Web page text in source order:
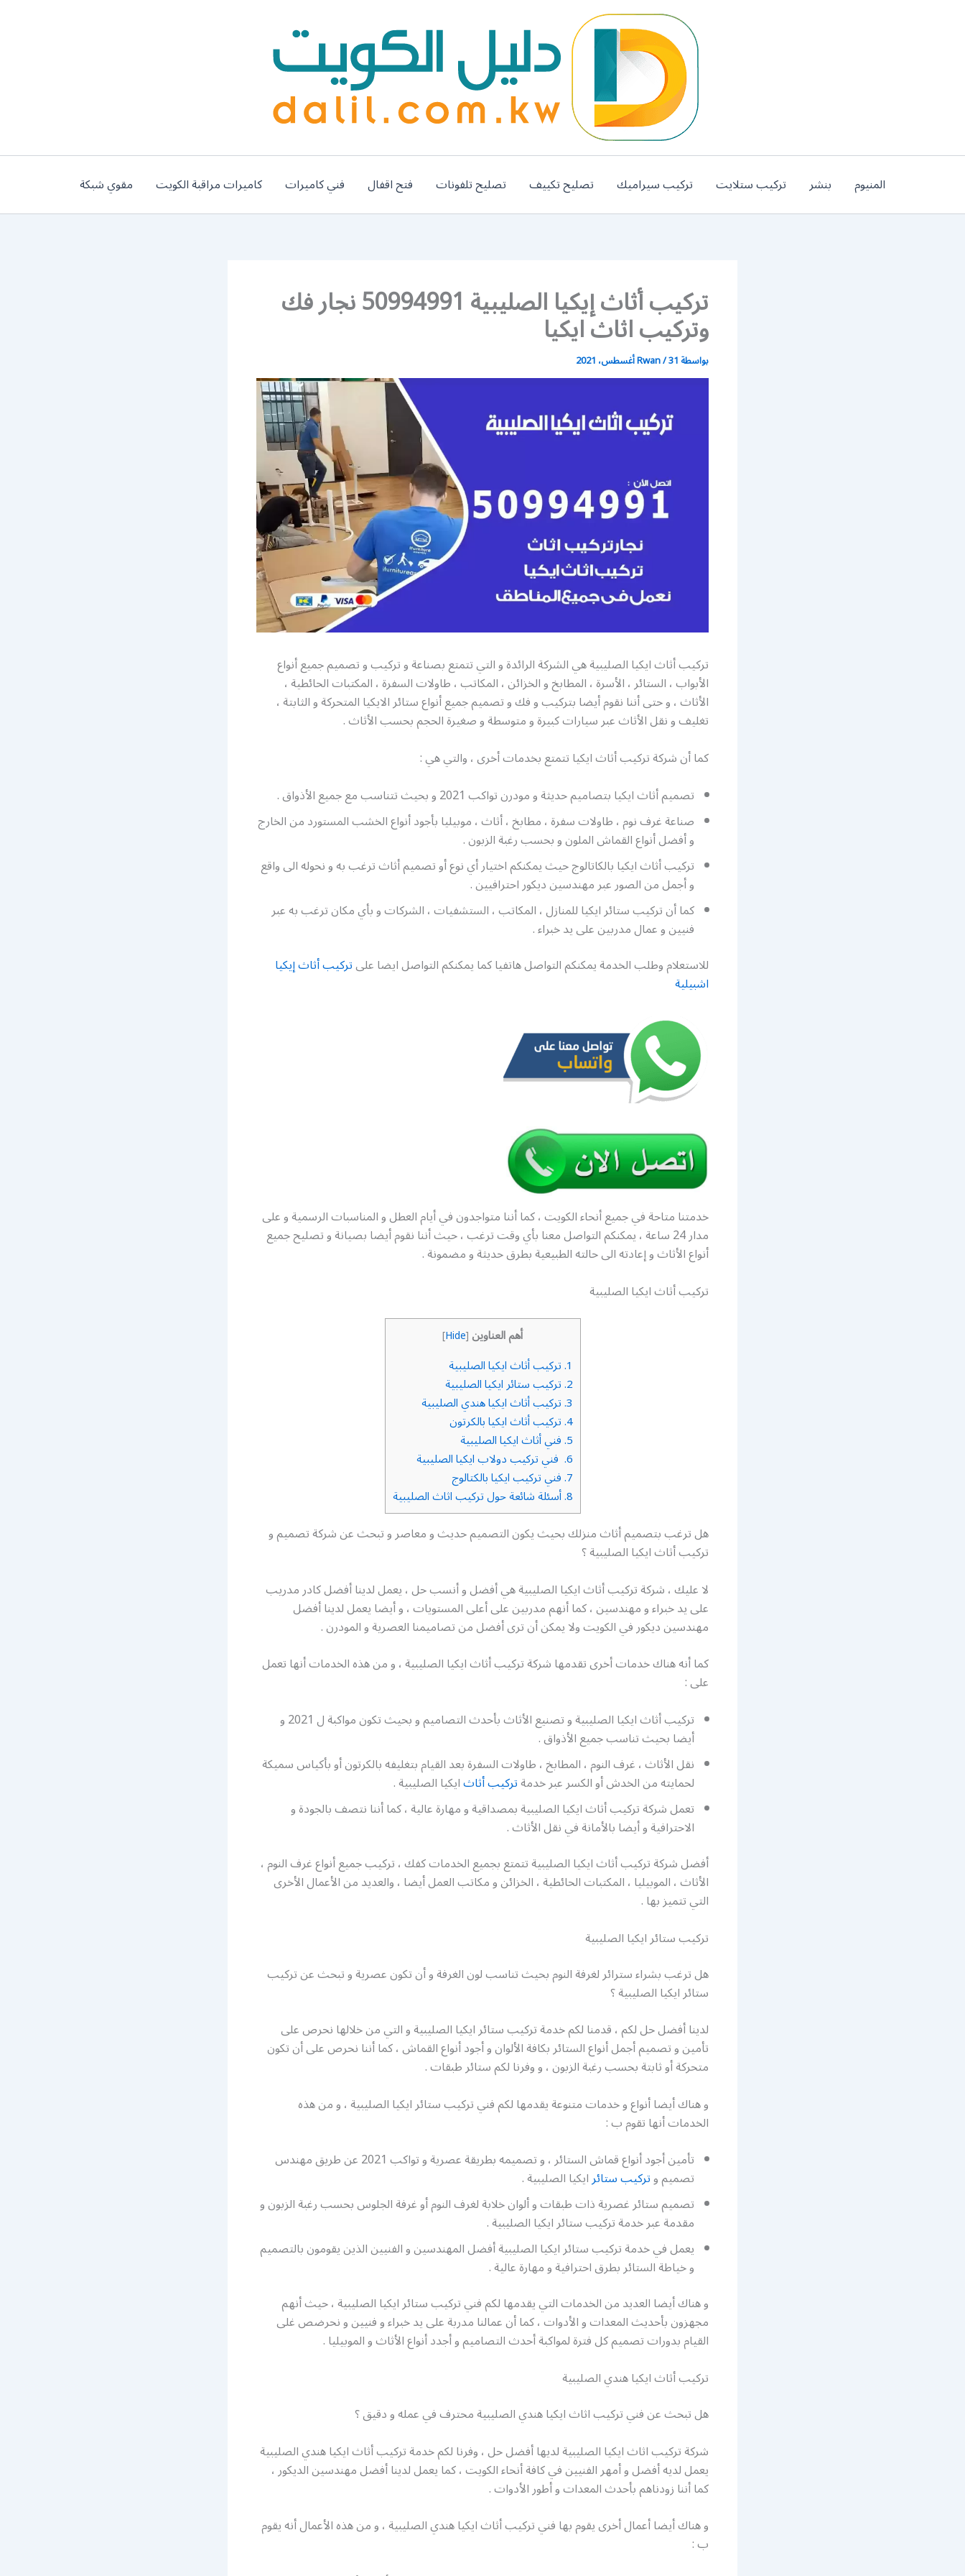
المنيوم بنشر تركيب ستلايت تركيب سيراميك تصليح تكييف تصليح تلفونات فتح اقفال فني كاميرات كاميرات مراقبة الكويت مقوي شبكة
تركيب أثاث إيكيا الصليبية 50994991 نجار فك
وتركيب اثاث ايكيا
بواسطة Rwan/31 أغسطس، 2021
تركيب أثاث ايكيا الصليبية هي الشركة الرائدة و التي تتمتع بصناعة و تركيب و تصميم جميع أنواع
الأبواب ، الستائر ، الأسرة ، المطابخ و الخزائن ، المكاتب ، طاولات السفرة ، المكتبات الحائطية ،
الأثاث ، و حتى أننا نقوم أيضا بتركيب و فك و تصميم جميع أنواع ستائر الايكيا المتحركة و الثابتة ،
تغليف و نقل الأثاث عبر سيارات كبيرة و متوسطة و صغيرة الحجم بحسب الأثاث .
كما أن شركة تركيب أثاث ايكيا تتمتع بخدمات أخرى ، والتي هي :
تصميم أثاث ايكيا بتصاميم حديثة و مودرن تواكب 2021 و بحيث تتناسب مع جميع الأذواق .
صناعة غرف نوم ، طاولات سفرة ، مطابخ ، أثاث ، موبيليا بأجود أنواع الخشب المستورد من الخارج
و أفضل أنواع القماش الملون و بحسب رغبة الزبون .
تركيب أثاث ايكيا بالكاتالوج حيث يمكنكم اختيار أي نوع أو تصميم أثاث ترغب به و نحوله الى واقع
و أجمل من الصور عبر مهندسين ديكور احترافيين .
كما أن تركيب ستائر ايكيا للمنازل ، المكاتب ، الستشفيات ، الشركات و بأي مكان ترغب به عبر
فنيين و عمال مدربين على يد خبراء .
للاستعلام وطلب الخدمة يمكنكم التواصل هاتفيا كما يمكنكم التواصل ايضا علىتركيب أثاث إيكيا
اشبيلية
خدمتنا متاحة في جميع أنحاء الكويت ، كما أننا متواجدون في أيام العطل و المناسبات الرسمية و على
مدار 24 ساعة ، يمكنكم التواصل معنا بأي وقت ترغب ، حيث أننا نقوم أيضا بصيانة و تصليح جميع
أنواع الأثاث و إعادته الى حالته الطبيعية بطرق حديثة و مضمونة .
تركيب أثاث ايكيا الصليبية
أهم العناوين [
Hide
]
1. تركيب أثاث ايكيا الصليبية
2. تركيب ستائر ايكيا الصليبية
3. تركيب أثاث ايكيا هندي الصليبية
4. تركيب أثاث ايكيا بالكرتون
5. فني أثاث ايكيا الصليبية
6. فني تركيب دولاب ايكيا الصليبية
7. فني تركيب ايكيا بالكتالوج
8. أسئلة شائعة حول تركيب اثاث الصليبية
هل ترغب بتصميم أثاث منزلك بحيث يكون التصميم حديث و معاصر و تبحث عن شركة تصميم و
تركيب أثاث ايكيا الصليبية ؟
لا عليك ، شركة تركيب أثاث ايكيا الصليبية هي أفضل و أنسب حل ، يعمل لدينا أفضل كادر مدريب
على يد خبراء و مهندسين ، كما أنهم مدربين على أعلى المستويات ، و أيضا يعمل لدينا أفضل
مهندسين ديكور في الكويت ولا يمكن أن ترى أفضل من تصاميمنا العصرية و المودرن .
كما أنه هناك خدمات أخرى تقدمها شركة تركيب أثاث ايكيا الصليبية ، و من هذه الخدمات أنها تعمل
على :
تركيب أثاث ايكيا الصليبية و تصنيع الأثاث بأحدث التصاميم و بحيث تكون مواكبة ل 2021 و
أيضا بحيث تناسب جميع الأذواق .
نقل الأثاث ، غرف النوم ، المطابخ ، طاولات السفرة بعد القيام بتغليفه بالكرتون أو بأكياس سميكة
لحمايته من الخدش أو الكسر عبر خدمةتركيب أثاثايكيا الصليبية .
تعمل شركة تركيب أثاث ايكيا الصليبية بمصداقية و مهارة عالية ، كما أننا نتصف بالجودة و
الاحترافية و أيضا بالأمانة في نقل الأثاث .
أفضل شركة تركيب أثاث ايكيا الصليبية تتمتع بجميع الخدمات كفك ، تركيب جميع أنواع غرف النوم ،
الأثاث ، الموبيليا ، المكتبات الحائطية ، الخزائن و مكاتب العمل أيضا ، والعديد من الأعمال الأخرى
التي تتميز بها .
تركيب ستائر ايكيا الصليبية
هل ترغب بشراء سترائر لغرفة النوم بحيث تناسب لون الغرفة و أن تكون عصرية و تبحث عن تركيب
ستائر ايكيا الصليبية ؟
لدينا أفضل حل لكم ، قدمنا لكم خدمة تركيب ستائر ايكيا الصليبية و التي من خلالها نحرص على
تأمين و تصميم أجمل أنواع الستائر بكافة الألوان و أجود أنواع القماش ، كما أننا نحرص على أن تكون
متحركة أو ثابتة بحسب رغبة الزبون ، و وفرنا لكم ستائر طبقات .
و هناك أيضا أنواع و خدمات متنوعة يقدمها لكم فني تركيب ستائر ايكيا الصليبية ، و من هذه
الخدمات أنها تقوم ب :
تأمين أجود أنواع قماش الستائر ، و تصميمه بطريقة عصرية و تواكب 2021 عن طريق مهندس
تصميم وتركيب ستائرايكيا الصليبية .
تصميم ستائر غصرية ذات طبقات و ألوان خلابة لغرف النوم أو غرفة الجلوس بحسب رغبة الزبون و
مقدمة عبر خدمة تركيب ستائر ايكيا الصليبية .
يعمل في خدمة تركيب ستائر ايكيا الصليبية أفضل المهندسين و الفنيين الذين يقومون بالتصميم
و خياطة الستائر بطرق احترافية و مهارة عالية .
و هناك أيضا العديد من الخدمات التي يقدمها لكم فني تركيب ستائر ايكيا الصليبية ، حيث أنهم
مجهزون بأحديث المعدات و الأدوات ، كما أن عمالنا مدربة على يد خبراء و فنيين و نحرضص غلى
القيام بدورات تصميم كل فترة لمواكبة أحدث التصاميم و أجدد أنواع الأثاث و الموبيليا .
تركيب أثاث ايكيا هندي الصليبية
هل تبحث عن فني تركيب اثاث ايكيا هندي الصليبية محترف في عمله و دقيق ؟
شركة تركيب اثاث ايكيا الصليبية لديها أفضل حل ، وفرنا لكم خدمة تركيب أثاث ايكيا هندي الصليبية
يعمل لديه أفضل و أمهر الفنيين في كافة أنحاء الكويت ، كما يعمل لدينا أفضل مهندسين الديكور ،
كما أننا زودناهم بأحدث المعدات و أطور الأدوات .
و هناك أيضا أعمال أخرى يقوم بها فني تركيب أثاث ايكيا هندي الصليبية ، و من هذه الأعمال أنه يقوم
ب :